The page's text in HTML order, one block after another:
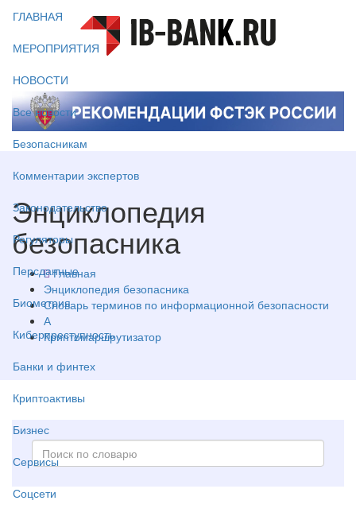
ГЛАВНАЯ
МЕРОПРИЯТИЯ
НОВОСТИ
Все новости
Безопасникам
Комментарии экспертов
Законодательство
Регуляторы
Персданные
Биометрия
Киберпреступность
Банки и финтех
Криптоактивы
Бизнес
Сервисы
Соцсети
Энциклопедия
безопасника
Главная
Энциклопедия безопасника
Словарь терминов по информационной безопасности
А
Криптомаршрутизатор